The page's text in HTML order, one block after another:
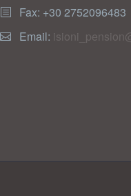
Fax: +30 2752096483
Email: